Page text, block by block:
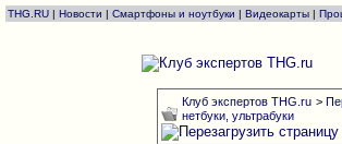
THG.RU | Новости | Смартфоны и ноутбуки | Видеокарты |
Клуб экспертов THG.ru >
нетбуки, ультрабуки